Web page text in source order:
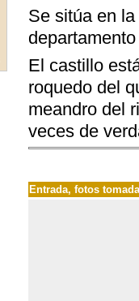
Se sitúa en
El castillo
roquedo del
meandro del
veces de
Entrada, fotos